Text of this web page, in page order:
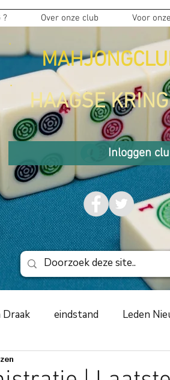
? Over onze club Voor
HAAGSE
Inloggen
eindstand Leden